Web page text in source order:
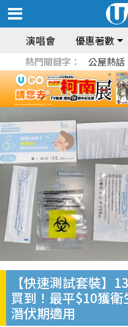
演唱會 優惠著數
熱門關鍵字： 公屋熱話
【快速測試套裝】
買到！最平$10獲
潛伏期適用